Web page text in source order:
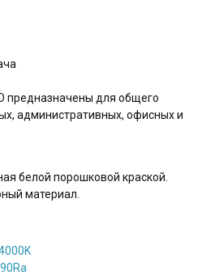
предназначены для общего
административных, офисных и
белой порошковой краской.
материал.
90Ra